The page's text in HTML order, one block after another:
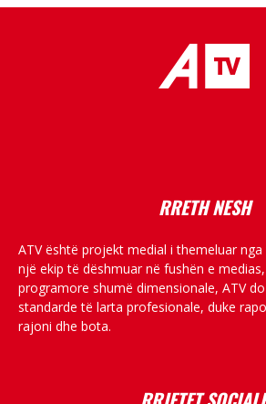
RRETH NESH
ATV është projekt medial i themeluar nga
një ekip të dëshmuar në fushën e
programore shumë dimensionale, ATV
standarde të larta profesionale, duke
rajoni dhe bota.